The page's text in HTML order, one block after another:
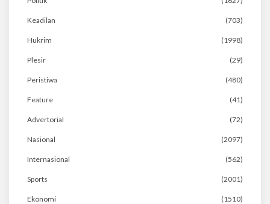
Keadilan (703)
Hukrim (1998)
Plesir (29)
Peristiwa (480)
Feature (41)
Advertorial (72)
Nasional (2097)
Internasional (562)
Sports (2001)
Ekonomi (1510)